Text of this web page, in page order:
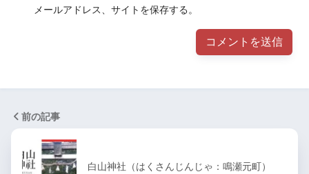
メールアドレス、サイトを保存する。
前の記事
白山神社（はくさんじんじゃ：鳴瀬元町）